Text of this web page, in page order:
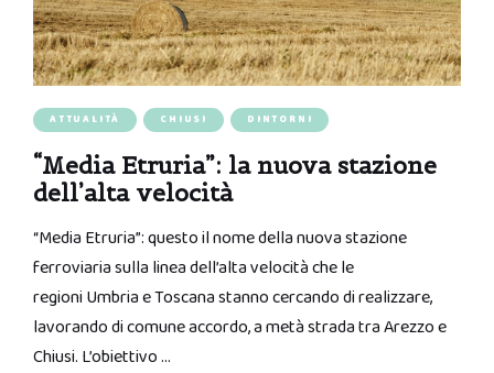
ATTUALITÀ CHIUSI DINTORNI
“Media Etruria”: la nuova stazione
dell’alta velocità
“Media Etruria”: questo il nome della nuova stazione
ferroviaria sulla linea dell’alta velocità che le
regioni Umbria e Toscana stanno cercando di realizzare,
lavorando di comune accordo, a metà strada tra Arezzo e
Chiusi. L’obiettivo …